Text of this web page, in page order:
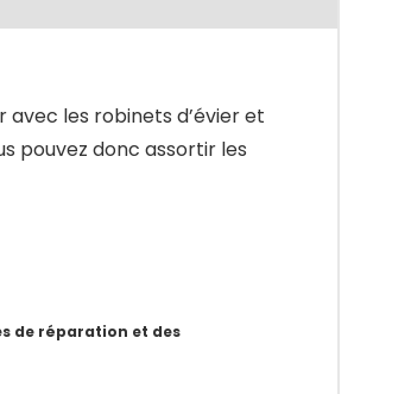
avec les robinets d’évier et
pouvez donc assortir les
de réparation et des